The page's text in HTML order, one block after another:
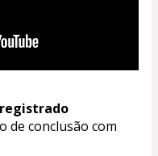
de conclusão com